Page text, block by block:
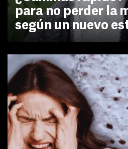
para no perder la
según un nuevo